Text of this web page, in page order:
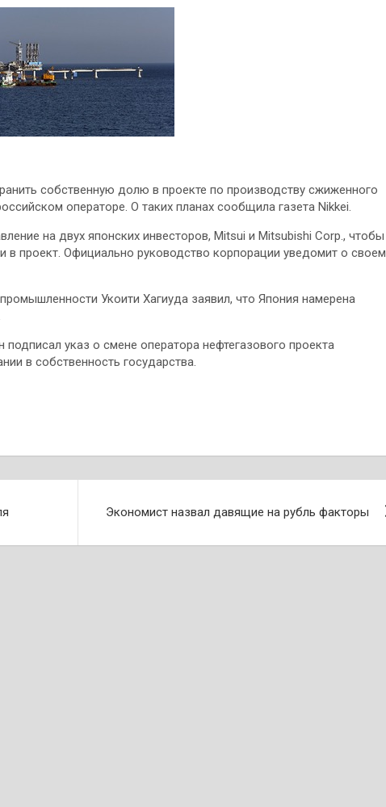
собственную долю в проекте по производству сжиженного
операторе. О таких планах сообщила газета Nikkei.
на двух японских инвесторов, Mitsui и Mitsubishi Corp., чтобы
в проект. Официально руководство корпорации уведомит о своем
Укоити Хагиуда заявил, что Япония намерена
указ о смене оператора нефтегазового проекта
в собственность государства.
Экономист назвал давящие на рубль факторы